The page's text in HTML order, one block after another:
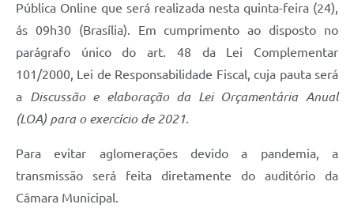
Pública Online que será realizada nesta quinta-feira (24),
ás 09h30 (Brasília). Em cumprimento ao disposto no
parágrafo único do art. 48 da Lei Complementar
101/2000, Lei de Responsabilidade Fiscal, cuja pauta será
a Discussão e elaboração da Lei Orçamentária Anual
(LOA) para o exercício de 2021.
Para evitar aglomerações devido a pandemia, a
transmissão será feita diretamente do auditório da
Câmara Municipal.